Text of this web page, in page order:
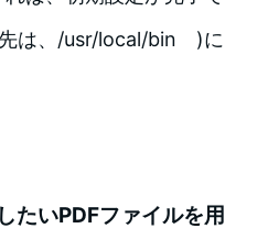
は、/usr/local/bin )に
たいPDFファイルを用